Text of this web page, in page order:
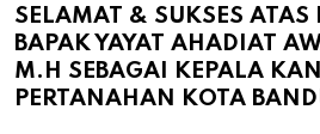
atas
Dilantiknya
Bapak
SELAMAT & SUKSES
BAPAK YAYAT AHADIAT
M.H SEBAGAI KEPALA
PERTANAHAN KOTA